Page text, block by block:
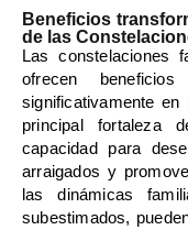
Beneficios
de las
Las constelaciones
ofrecen
significativamente
principal fortaleza
capacidad para
arraigados y
las dinámicas
subestimados,